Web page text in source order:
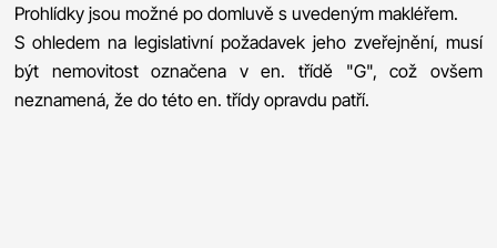
Prohlídky jsou možné po domluvě s uvedeným makléřem.
S ohledem na legislativní požadavek jeho zveřejnění, musí
být nemovitost označena v en. třídě "G", což ovšem
neznamená, že do této en. třídy opravdu patří.